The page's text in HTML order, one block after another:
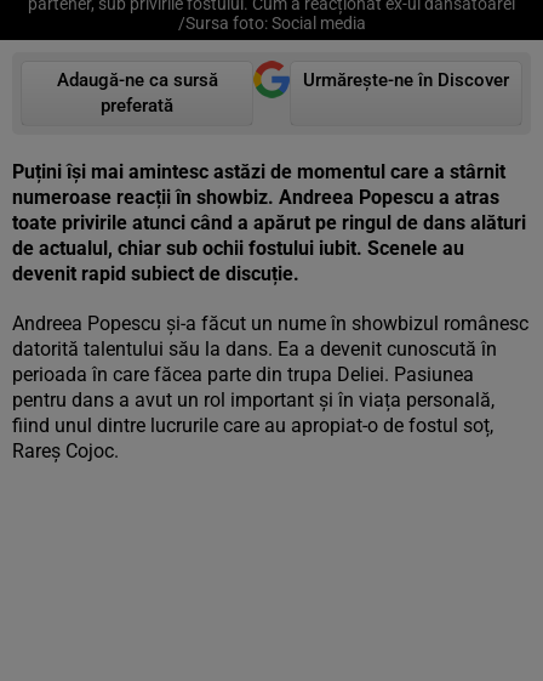
/Sursa foto: Social media
Adaugă-ne ca sursă
preferată
Urmărește-ne în Discover
Puțini își mai amintesc astăzi de momentul care a stârnit
numeroase reacții în showbiz. Andreea Popescu a atras
toate privirile atunci când a apărut pe ringul de dans alături
de actualul, chiar sub ochii fostului iubit. Scenele au
devenit rapid subiect de discuție.
Andreea Popescu și-a făcut un nume în showbizul românesc
datorită talentului său la dans. Ea a devenit cunoscută în
perioada în care făcea parte din trupa Deliei. Pasiunea
pentru dans a avut un rol important și în viața personală,
fiind unul dintre lucrurile care au apropiat-o de fostul soț,
Rareș Cojoc.